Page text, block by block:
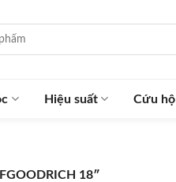
Hiệu suất Cứu hộ
18″